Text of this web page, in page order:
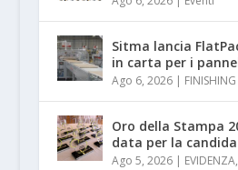
Sitma lancia
in carta per i
Ago 6, 2026| FINISHING
Oro della Stampa
data per la
Ago 5, 2026| EVIDENZA,